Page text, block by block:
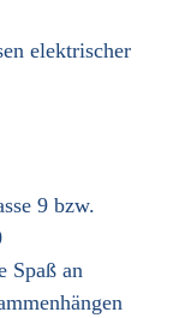
elektrischer
9 bzw.
Spaß an